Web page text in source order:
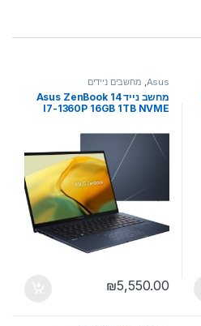
Asus
, מחשבים ניידים
מחשב נייד Asus ZenBook 14
I7-1360P 16GB 1TB NVME
₪5,550.00